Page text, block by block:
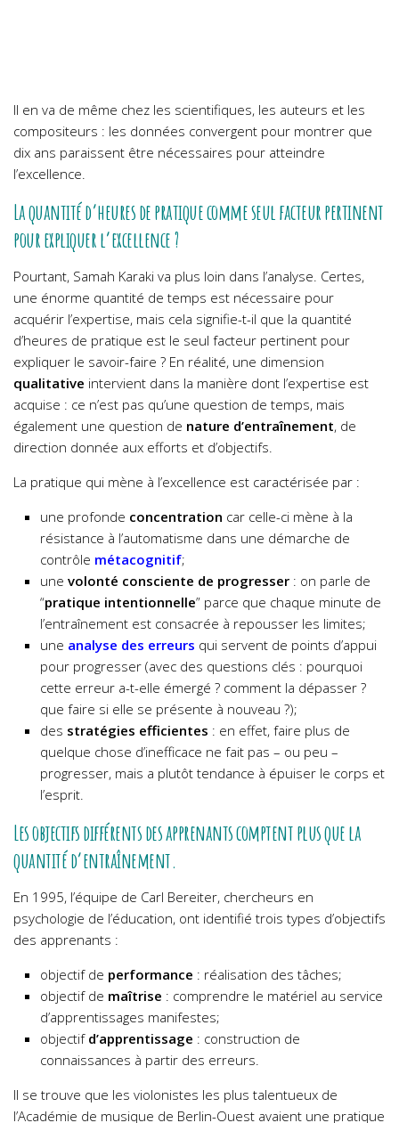
Il en va de même chez les scientifiques, les auteurs et les
compositeurs : les données convergent pour montrer que
dix ans paraissent être nécessaires pour atteindre
l’excellence.
La quantité d’heures de pratique comme seul facteur pertinent
pour expliquer l’excellence ?
Pourtant, Samah Karaki va plus loin dans l’analyse. Certes,
une énorme quantité de temps est nécessaire pour
acquérir l’expertise, mais cela signifie-t-il que la quantité
d’heures de pratique est le seul facteur pertinent pour
expliquer le savoir-faire ? En réalité, une dimension
qualitative intervient dans la manière dont l’expertise est
acquise : ce n’est pas qu’une question de temps, mais
également une question de nature d’entraînement, de
direction donnée aux efforts et d’objectifs.
La pratique qui mène à l’excellence est caractérisée par :
une profonde concentration car celle-ci mène à la
résistance à l’automatisme dans une démarche de
contrôle métacognitif;
une volonté consciente de progresser : on parle de
“pratique intentionnelle” parce que chaque minute de
l’entraînement est consacrée à repousser les limites;
une analyse des erreurs qui servent de points d’appui
pour progresser (avec des questions clés : pourquoi
cette erreur a-t-elle émergé ? comment la dépasser ?
que faire si elle se présente à nouveau ?);
des stratégies efficientes : en effet, faire plus de
quelque chose d’inefficace ne fait pas – ou peu –
progresser, mais a plutôt tendance à épuiser le corps et
l’esprit.
Les objectifs différents des apprenants comptent plus que la
quantité d’entraînement.
En 1995, l’équipe de Carl Bereiter, chercheurs en
psychologie de l’éducation, ont identifié trois types d’objectifs
des apprenants :
objectif de performance : réalisation des tâches;
objectif de maîtrise : comprendre le matériel au service
d’apprentissages manifestes;
objectif d’apprentissage : construction de
connaissances à partir des erreurs.
Il se trouve que les violonistes les plus talentueux de
l’Académie de musique de Berlin-Ouest avaient une pratique